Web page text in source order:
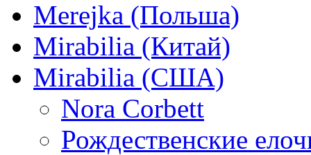
Merejka (Польша)
Mirabilia (Китай)
Mirabilia (США)
Nora Corbett
Рождественские